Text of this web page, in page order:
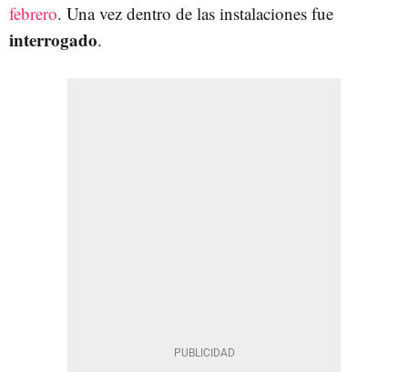
febrero. Una vez dentro de las instalaciones fue
interrogado.